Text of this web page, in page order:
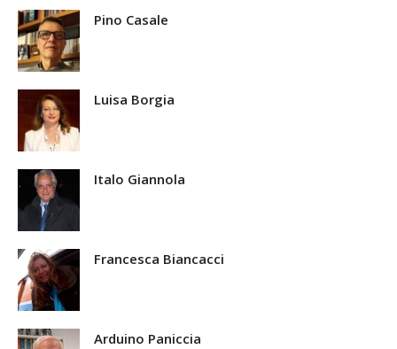
Pino Casale
Luisa Borgia
Italo Giannola
Francesca Biancacci
Arduino Paniccia